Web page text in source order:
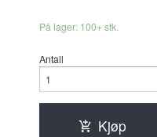
På lager: 100+ stk.
Antall
Kjøp